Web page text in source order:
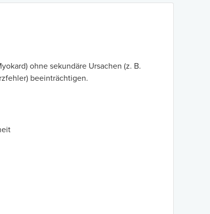
ohne sekundäre Ursachen (z. B.
beeinträchtigen.